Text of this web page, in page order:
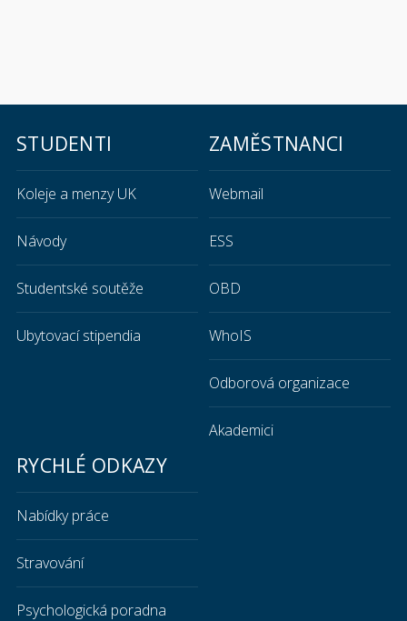
STUDENTI
Koleje a menzy UK
Návody
Studentské soutěže
Ubytovací stipendia
ZAMĚSTNANCI
Webmail
ESS
OBD
WhoIS
Odborová organizace
Akademici
RYCHLÉ ODKAZY
Nabídky práce
Stravování
Psychologická poradna